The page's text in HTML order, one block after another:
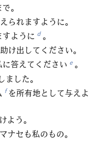
。
られますように。
ように d 。
け出してください。
答えてください e 。
ました。
f を所有地として与えよ
よう。
ナセも私のもの。